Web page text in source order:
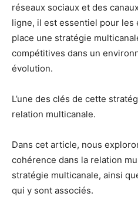
réseaux sociaux et des
ligne, il est essentiel pour
place une stratégie
compétitives dans un
évolution.
L’une des clés de cette
relation multicanale.
Dans cet article, nous
cohérence dans la relation
stratégie multicanale, ainsi
qui y sont associés.